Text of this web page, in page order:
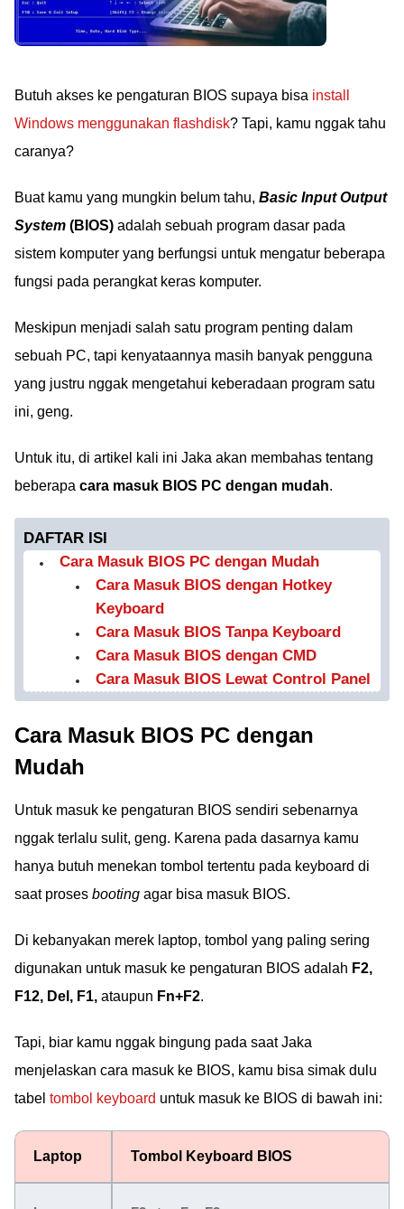
Butuh akses ke pengaturan BIOS supaya bisa install
Windows menggunakan flashdisk? Tapi, kamu nggak tahu
caranya?
Buat kamu yang mungkin belum tahu, Basic Input Output
System (BIOS) adalah sebuah program dasar pada
sistem komputer yang berfungsi untuk mengatur beberapa
fungsi pada perangkat keras komputer.
Meskipun menjadi salah satu program penting dalam
sebuah PC, tapi kenyataannya masih banyak pengguna
yang justru nggak mengetahui keberadaan program satu
ini, geng.
Untuk itu, di artikel kali ini Jaka akan membahas tentang
beberapa cara masuk BIOS PC dengan mudah.
DAFTAR ISI
Cara Masuk BIOS PC dengan Mudah
Cara Masuk BIOS dengan Hotkey
Keyboard
Cara Masuk BIOS Tanpa Keyboard
Cara Masuk BIOS dengan CMD
Cara Masuk BIOS Lewat Control Panel
Cara Masuk BIOS PC dengan
Mudah
Untuk masuk ke pengaturan BIOS sendiri sebenarnya
nggak terlalu sulit, geng. Karena pada dasarnya kamu
hanya butuh menekan tombol tertentu pada keyboard di
saat proses booting agar bisa masuk BIOS.
Di kebanyakan merek laptop, tombol yang paling sering
digunakan untuk masuk ke pengaturan BIOS adalah F2,
F12, Del, F1, ataupun Fn+F2.
Tapi, biar kamu nggak bingung pada saat Jaka
menjelaskan cara masuk ke BIOS, kamu bisa simak dulu
tabel tombol keyboard untuk masuk ke BIOS di bawah ini:
Laptop Tombol Keyboard BIOS